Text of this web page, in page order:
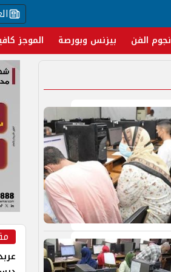
نجوم الفن بيزنس وبورصة الموجز